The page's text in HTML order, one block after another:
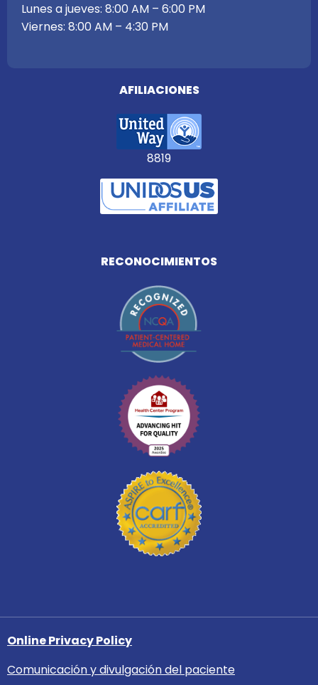
Lunes a jueves: 8:00 AM – 6:00 PM
Viernes: 8:00 AM – 4:30 PM
AFILIACIONES
8819
RECONOCIMIENTOS
Online Privacy Policy
Comunicación y divulgación del paciente